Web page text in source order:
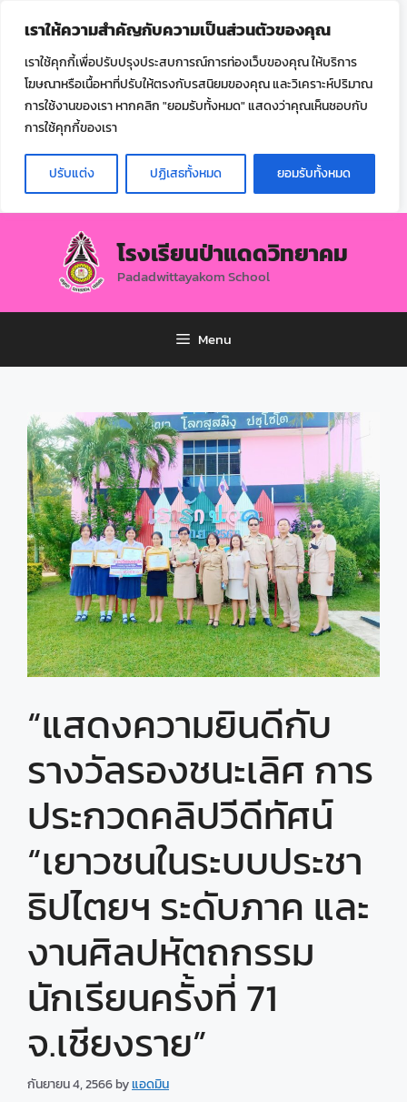
เราให้ความสำคัญกับความเป็นส่วนตัวของคุณ
เราใช้คุกกี้เพื่อปรับปรุงประสบการณ์การท่องเว็บของคุณ ให้บริการ
โฆษณาหรือเนื้อหาที่ปรับให้ตรงกับรสนิยมของคุณ และวิเคราะห์ปริมาณ
การใช้งานของเรา หากคลิก "ยอมรับทั้งหมด" แสดงว่าคุณเห็นชอบกับ
การใช้คุกกี้ของเรา
ปรับแต่ง ปฏิเสธทั้งหมด ยอมรับทั้งหมด
โรงเรียนป่าแดดวิทยาคม
Padadwittayakom School
Menu
“แสดงความยินดีกับ
รางวัลรองชนะเลิศ การ
ประกวดคลิปวีดีทัศน์
“เยาวชนในระบบประชา
ธิปไตยฯ ระดับภาค และ
งานศิลปหัตถกรรม
นักเรียนครั้งที่ 71
จ.เชียงราย”
กันยายน 4, 2566byแอดมิน